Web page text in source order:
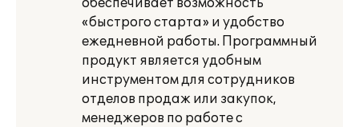
обеспечивает возможность
«быстрого старта» и удобство
ежедневной работы. Программный
продукт является удобным
инструментом для сотрудников
отделов продаж или закупок,
менеджеров по работе с